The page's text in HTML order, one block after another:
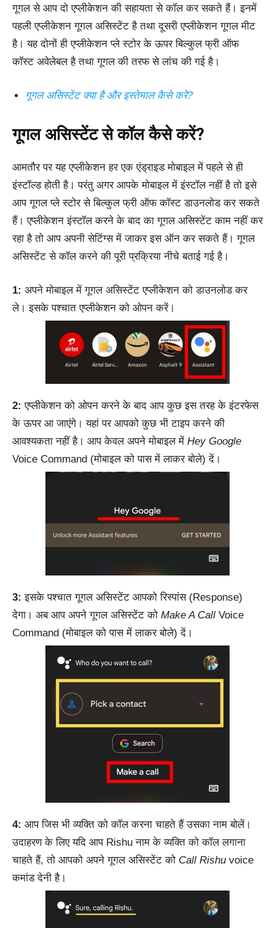
गूगल से आप दो एप्लीकेशन की सहायता से कॉल कर सकते हैं। इनमें
पहली एप्लीकेशन गूगल असिस्टेंट है तथा दूसरी एप्लीकेशन गूगल मीट
है। यह दोनों ही एप्लीकेशन प्ले स्टोर के ऊपर बिल्कुल फ्री ऑफ
कॉस्ट अवेलेबल है तथा गूगल की तरफ से लांच की गई है।
गूगल असिस्टेंट क्या है और इस्तेमाल कैसे करे?
गूगल असिस्टेंट से कॉल कैसे करें?
आमतौर पर यह एप्लीकेशन हर एक एंड्राइड मोबाइल में पहले से ही
इंस्टॉल्ड होती है।परंतु अगर आपके मोबाइल में इंस्टॉल नहीं है तो इसे
आप गूगल प्ले स्टोर से बिल्कुल फ्री ऑफ कॉस्ट डाउनलोड कर सकते
हैं। एप्लीकेशन इंस्टॉल करने के बाद का गूगल असिस्टेंट काम नहीं कर
रहा है तो आप अपनी सेटिंग्स में जाकर इस ऑन कर सकते हैं। गूगल
असिस्टेंट से कॉल करने की पूरी प्रक्रिया नीचे बताई गई है।
1: अपने मोबाइल में गूगल असिस्टेंट एप्लीकेशन को डाउनलोड कर
ले। इसके पश्चात एप्लीकेशन को ओपन करें।
2: एप्लीकेशन को ओपन करने के बाद आप कुछ इस तरह के इंटरफेस
के ऊपर आ जाएंगे। यहां पर आपको कुछ भी टाइप करने की
आवश्यकता नहीं है। आप केवल अपने मोबाइल में Hey Google
Voice Command (मोबाइल को पास में लाकर बोले) दें।
3: इसके पश्चात गूगल असिस्टेंट आपको रिस्पांस (Response)
देगा। अब आप अपने गूगल असिस्टेंट को Make A Call Voice
Command (मोबाइल को पास में लाकर बोले) दें।
4: आप जिस भी व्यक्ति को कॉल करना चाहते हैं उसका नाम बोलें।
उदाहरण के लिए यदि आप Rishu नाम के व्यक्ति को कॉल लगाना
चाहते हैं, तो आपको अपने गूगल असिस्टेंट को Call Rishu voice
कमांड देनी है।